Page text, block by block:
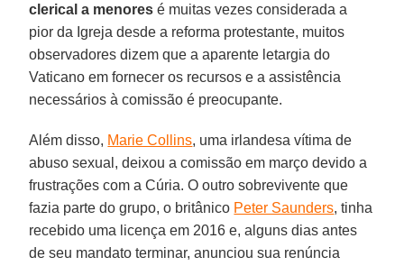
clerical a menores é muitas vezes considerada a
pior da Igreja desde a reforma protestante, muitos
observadores dizem que a aparente letargia do
Vaticano em fornecer os recursos e a assistência
necessários à comissão é preocupante.
Além disso, Marie Collins, uma irlandesa vítima de
abuso sexual, deixou a comissão em março devido a
frustrações com a Cúria. O outro sobrevivente que
fazia parte do grupo, o britânico Peter Saunders, tinha
recebido uma licença em 2016 e, alguns dias antes
de seu mandato terminar, anunciou sua renúncia